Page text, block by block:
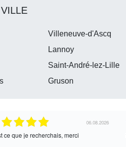
Villeneuve-d'Ascq
Lannoy
Saint-André-lez-Lille
Gruson
04.08.2026
bon service !